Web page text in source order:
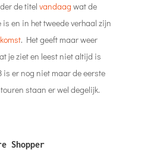
de titel vandaag wat de
en in het tweede verhaal zijn
. Het geeft maar weer
je ziet en leest niet altijd is
is er nog niet maar de eerste
staan er wel degelijk.
Shopper